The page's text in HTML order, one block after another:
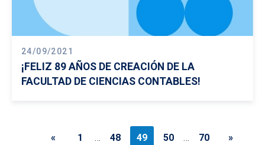
24/09/2021
¡FELIZ 89 AÑOS DE CREACIÓN DE LA
FACULTAD DE CIENCIAS CONTABLES!
« 1 … 48 49 50 … 70 »